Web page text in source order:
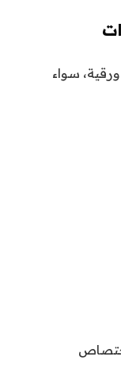
سواء